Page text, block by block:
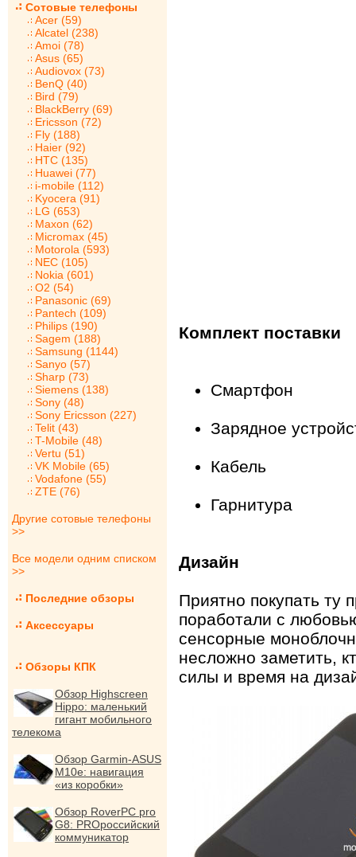
Сотовые телефоны
Acer (59)
Alcatel (238)
Amoi (78)
Asus (65)
Audiovox (73)
BenQ (40)
Bird (79)
BlackBerry (69)
Ericsson (72)
Fly (188)
Haier (92)
HTC (135)
Huawei (77)
i-mobile (112)
Kyocera (91)
LG (653)
Maxon (62)
Micromax (45)
Motorola (593)
NEC (105)
Nokia (601)
O2 (54)
Panasonic (69)
Pantech (109)
Philips (190)
Sagem (188)
Samsung (1144)
Sanyo (57)
Sharp (73)
Siemens (138)
Sony (48)
Sony Ericsson (227)
Telit (43)
T-Mobile (48)
Vertu (51)
VK Mobile (65)
Vodafone (55)
ZTE (76)
Другие сотовые телефоны
>>
Все модели одним списком
>>
Последние обзоры
Аксессуары
Обзоры КПК
Обзор Highscreen
Hippo: маленький
гигант мобильного
телекома
Обзор Garmin-ASUS
M10e: навигация
«из коробки»
Обзор RoverPC pro
G8: PROроссийский
коммуникатор
Комплект поставки
Смартфон
Зарядное
Кабель
Гарнитура
Дизайн
Приятно покупать ту
поработали с
сенсорные
несложно заметить,
силы и время на